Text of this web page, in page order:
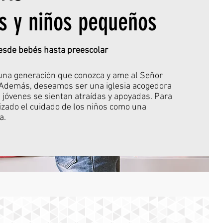
y niños pequeños
bebés hasta preescolar
generación que conozca y ame al Señor
deseamos ser una iglesia acogedora
se sientan atraídas y apoyadas. Para
el cuidado de los niños como una